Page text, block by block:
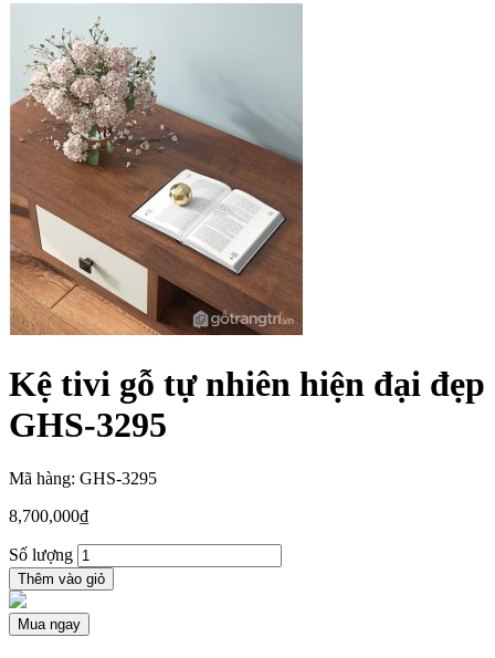
Kệ tivi gỗ tự nhiên hiện đại đẹp
GHS-3295
Mã hàng: GHS-3295
8,700,000₫
Số lượng
Thêm vào giỏ
Mua ngay